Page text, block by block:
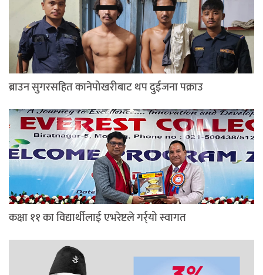
ब्राउन सुगरसहित कानेपोखरीबाट थप दुईजना पक्राउ
कक्षा ११ का विद्यार्थीलाई एभरेष्टले गर्र्यो स्वागत